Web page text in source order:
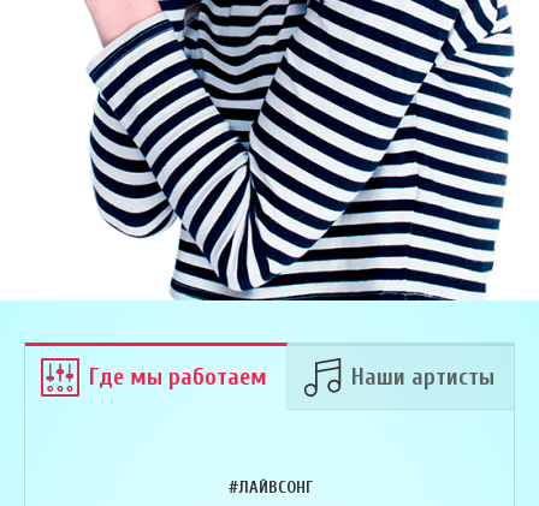
Где мы работаем Наши артисты
#ЛАЙВСОНГ
Армен Алавердян